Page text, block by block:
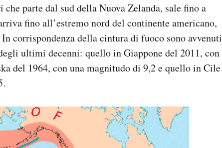
parte dal sud della Nuova Zelanda, sale fino a
fino all’estremo nord del continente americano,
corrispondenza della cintura di fuoco sono avvenuti
ultimi decenni: quello in Giappone del 2011, con
del 1964, con una magnitudo di 9,2 e quello in Cile